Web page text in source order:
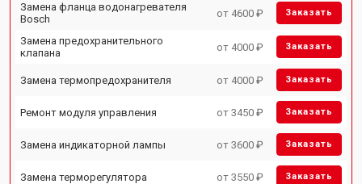
Замена фланца водонагревателя
Bosch
от 4600 ₽ Заказать
Замена предохранительного
клапана
от 4000 ₽ Заказать
Замена термопредохранителя от 4000 ₽ Заказать
Ремонт модуля управления от 3450 ₽ Заказать
Замена индикаторной лампы от 3600 ₽ Заказать
Замена терморегулятора от 3550 ₽ Заказать